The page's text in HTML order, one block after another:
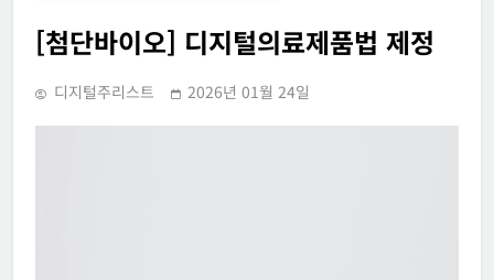
[첨단바이오] 디지털의료제품법 제정
디지털주리스트 2026년 01월 24일